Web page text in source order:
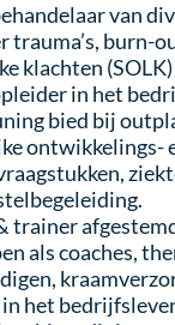
van
trauma’s, burn-
klachten (SOLK)
in het
bied bij
ontwikkelings-
trainer
als coaches,
in het